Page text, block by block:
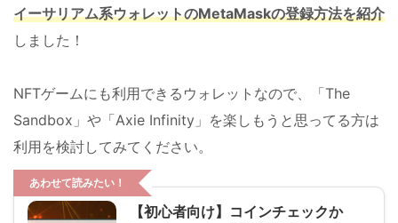
イーサリアム系ウォレットのMetaMaskの登録方法を紹介
しました！
NFTゲームにも利用できるウォレットなので、「The
Sandbox」や「Axie Infinity」を楽しもうと思ってる方は
利用を検討してみてください。
あわせて読みたい！
【初心者向け】コインチェックか